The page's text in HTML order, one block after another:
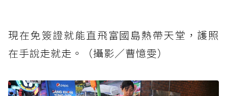
現在免簽證就能直飛富國島熱帶天堂，護照
在手說走就走。（攝影／曹憶雯）